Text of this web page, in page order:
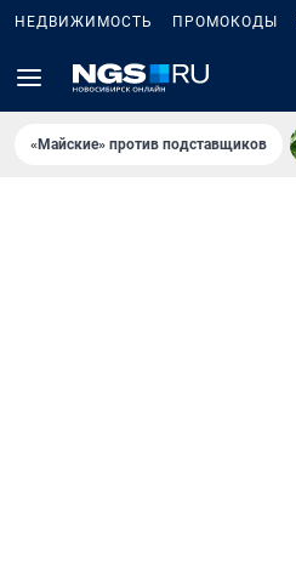
НЕДВИЖИМОСТЬ ПРОМОКОДЫ
«Майские» против подставщиков